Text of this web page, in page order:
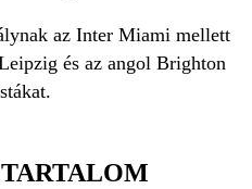
az Inter Miami mellett
és az angol Brighton